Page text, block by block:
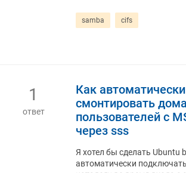
samba cifs
1
ответ
Как автоматически
смонтировать дома
пользователей с
через sss
Я хотел бы сделать Ubuntu
автоматически